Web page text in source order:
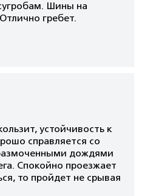
Шины на
гребет.
устойчивость к
справляется со
дождями
Спокойно проезжает
то пройдет не срывая